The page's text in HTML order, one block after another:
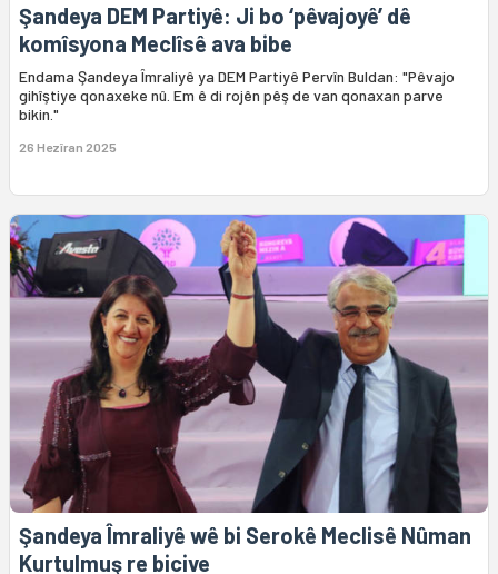
Şandeya DEM Partiyê: Ji bo ‘pêvajoyê’ dê
komîsyona Meclîsê ava bibe
Endama Şandeya Îmraliyê ya DEM Partiyê Pervîn Buldan: "Pêvajo
gihîştiye qonaxeke nû. Em ê di rojên pêş de van qonaxan parve
bikin."
26 Hezîran 2025
Şandeya Îmraliyê wê bi Serokê Meclisê Nûman
Kurtulmuş re bicive